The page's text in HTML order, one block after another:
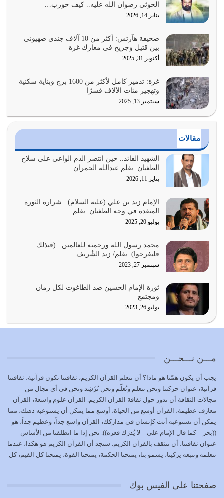
القرآن الكريم هو أهم مصدر لمعرفة رسول الله معرفة سيرته
معرفة شخصيته معرفة عظمته
يوليو 28, 2026
هل نحن من الصالحين؟ قيِّم نفسك هنا اترك القرآن على أصله
وأعرض نفسك، وأعرض ما لديك على…
يوليو 27, 2026
عندما يكون عدوك هو عدو الله معناه أن تكون نقاط الضعف
أراد الله لهذه الأمة ان تكون خير امة أخرجت للناس بالنهوض
بالأمر بالمعروف والنهي عن…
يوليو 25, 2026
واجتهاداتنا لأننا سنختلف ونتفرق
يوليو 24, 2026
أمة عاجزة عن النهوض…
يوليو 23, 2026
بحبل الله جميعاً وليس كل…
يوليو 22, 2026
المُلك كله لله تعالى يؤتيه من يشاء وينزعه ممن يشاء ويعز من
كل زمان…
يوليو 19, 2026
الوظيفة عبارة عن مسؤولية يجب النهوض بها كما ينبغي لكي
تتحقق الحقوق للجميع
يوليو 18, 2026
بعض صفات المتقين {الصَّابِرِينَ وَالصَّادِقِينَ وَالْقَانِتِينَ
يوليو 17, 2026
الحوثي رضوان الله عليه.. كيف حورب…
يناير 14, 2026
صحيفة هآرتس: أكثر من 10 آلاف جندي صهيوني
بين قتيل وجريح في معارك غزة
أكتوبر 31, 2025
غزة: تدمير كامل لأكثر من 1600 برج وبناية سكنية
وتهجير مئات الآلاف قسرًا
سبتمبر 13, 2025
مقالات
الشهيد القائد.. حين انتصر الدم الواعي على سلاح
الطغيان: بقلم عبدالله الحمران
يناير 11, 2026
الإمام زيد بن علي (عليه السلام).. شرارة الثورة
المتقدة في وجه الطغيان. بقلم:…
يوليو 20, 2025
محمد رسول الله ورحمته للعالمين.. (فبذلك
فليفرحوا). بقلم/ زيد الشُريف
سبتمبر 27, 2023
ثورة الإمام الحسين ضد الطاغوت لكل زمان
ومجتمع
يوليو 26, 2023
مـــن نـــحـــن
يجب أن يكون همّنا هو ماذا؟ أن نتعلم القرآن الكريم، ثقافتنا تكون قرآنية، ثقافتنا
قرآنية، عنوان حركتنا ونحن نتعلم ونُعلّم ونحن نُرْشِد ونحن في أي مجال من
مجالات الثقافة أن ندور حول ثقافة القرآن الكريم. القرآن علوم واسعة، القرآن
معارف عظيمة، القرآن أوسع من الحياة، أوسع مما يمكن أن يستوعبه ذهنك، مما
يمكن أن تستوعبه أنت كإنسان في مداركك، القرآن واسع جداً، وعظيم جداً، هو
((بحر – كما قال الإمام علي – لا يُدرَك قعره)). نحن إذا ما انطلقنا من الأساس
عنوان ثقافتنا: أن نتثقف بالقرآن الكريم. سنجد أن القرآن الكريم هو هكذا، عندما
نتعلمه ونتبعه يزكينا، يسمو بنا، يمنحنا الحكمة، يمنحنا القوة، يمنحنا كل القيم، كل
بمستوى أن نثقف الآخرين بالقرآن الكريم، وأن نتثقف بثقافة القرآن الكريم
صفحتنا على الفيس بوك